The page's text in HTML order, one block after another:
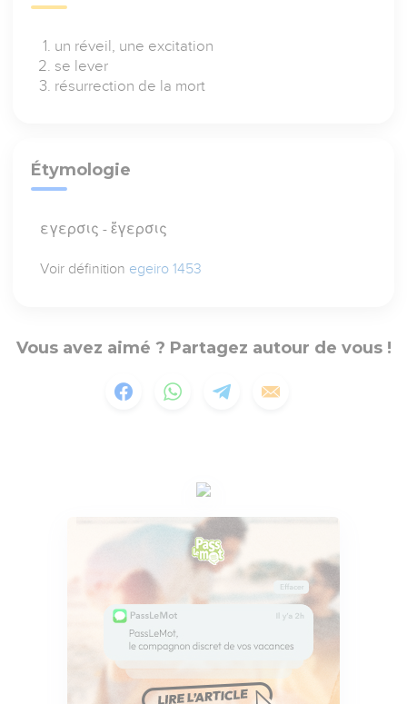
un réveil, une excitation
se lever
résurrection de la mort
Étymologie
εγερσις - ἔγερσις
Voir définition egeiro 1453
Vous avez aimé ? Partagez autour de vous !